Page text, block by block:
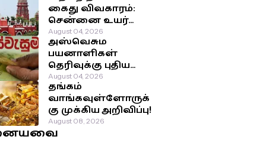
வௌியான தகவல்!
கைது விவகாரம்:
சென்னை உயர்
நீதிமன்றம்
பிறப்பித்த அதிரடி
உத்தரவு!
August 04, 2026
அஸ்வெசும
பயனாளிகள்
தெரிவுக்கு புதிய
முறை: சமூக-
பொருளாதார
நிலைக்கு
முன்னுரிமை!
August 04, 2026
தங்கம்
வாங்கவுள்ளோருக்
கு முக்கிய அறிவிப்பு!
August 08, 2026